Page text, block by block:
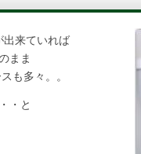
出来ていれば
まま
も多々。。
・と